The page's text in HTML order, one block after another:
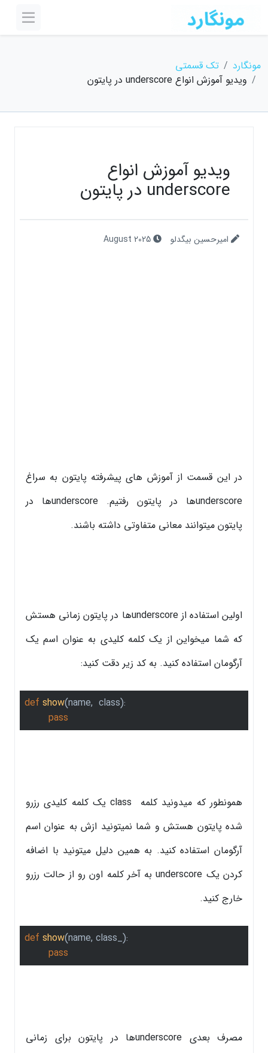
مونگارد
تک قسمتی
ویدیو آموزش انواع underscore در پایتون
ویدیو آموزش انواع
underscore در پایتون
امیرحسین بیگدلو
در این قسمت از آموزش های پیشرفته پایتون به سراغ
underscoreها در پایتون رفتیم. underscoreها در
پایتون میتوانند معانی متفاوتی داشته باشند.
اولین استفاده از underscoreها در پایتون زمانی هستش
که شما میخواین از یک کلمه کلیدی به عنوان اسم یک
آرگومان استفاده کنید. به کد زیر دقت کنید:
def show(name,  class):
pass
همونطور که میدونید کلمه class یک کلمه کلیدی رزرو
شده پایتون هستش و شما نمیتونید ازش به عنوان اسم
آرگومان استفاده کنید. به همین دلیل میتونید با اضافه
کردن یک underscore به آخر کلمه اون رو از حالت رزرو
خارج کنید.
def show(name, class_):
pass
مصرف بعدی underscoreها در پایتون برای زمانی